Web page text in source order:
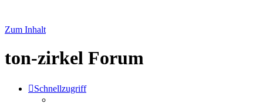
Zum Inhalt
ton-zirkel Forum
Schnellzugriff